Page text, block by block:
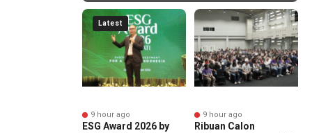
Latest
9 hour ago
ESG Award 2026 by
9 hour ago
Ribuan Calon